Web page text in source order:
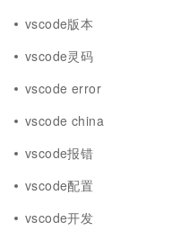
vscode版本
vscode灵码
vscode error
vscode china
vscode报错
vscode配置
vscode开发